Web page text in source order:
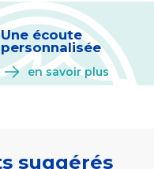
Une écoute
personnalisée
en savoir plus